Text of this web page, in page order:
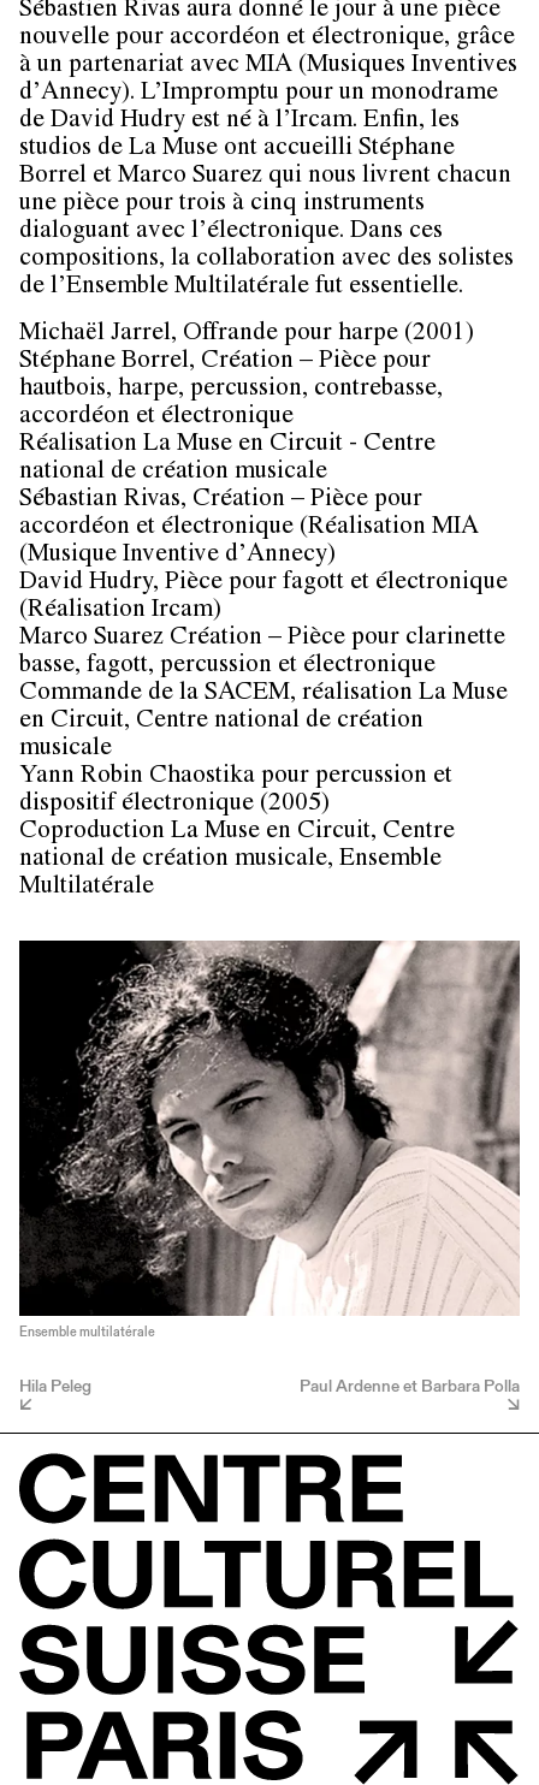
Sébastien Rivas aura donné le jour à une pièce
nouvelle pour accordéon et électronique, grâce
à un partenariat avec MIA (Musiques Inventives
d’Annecy). L’Impromptu pour un monodrame
de David Hudry est né à l’Ircam. Enfin, les
studios de La Muse ont accueilli Stéphane
Borrel et Marco Suarez qui nous livrent chacun
une pièce pour trois à cinq instruments
dialoguant avec l’électronique. Dans ces
compositions, la collaboration avec des solistes
de l’Ensemble Multilatérale fut essentielle.
Michaël Jarrel, Offrande pour harpe (2001)
Stéphane Borrel, Création – Pièce pour
hautbois, harpe, percussion, contrebasse,
accordéon et électronique
Réalisation La Muse en Circuit - Centre
national de création musicale
Sébastian Rivas, Création – Pièce pour
accordéon et électronique (Réalisation MIA
(Musique Inventive d’Annecy)
David Hudry, Pièce pour fagott et électronique
(Réalisation Ircam)
Marco Suarez Création – Pièce pour clarinette
basse, fagott, percussion et électronique
Commande de la SACEM, réalisation La Muse
en Circuit, Centre national de création
musicale
Yann Robin Chaostika pour percussion et
dispositif électronique (2005)
Coproduction La Muse en Circuit, Centre
national de création musicale, Ensemble
Multilatérale
Ensemble multilatérale
Hila Peleg Paul Ardenne et Barbara Polla